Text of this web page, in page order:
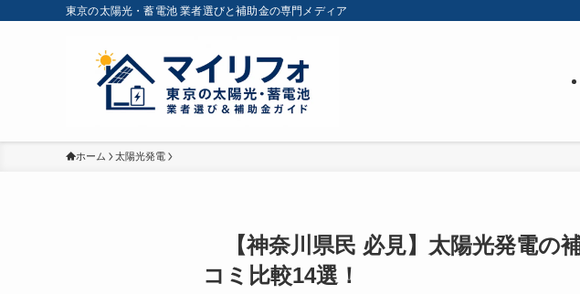
東京の太陽光・蓄電池 業者選びと補助金の専門メディア
ホーム 太陽光発電
【神奈川県民 必見】太陽光発電の
コミ比較14選！